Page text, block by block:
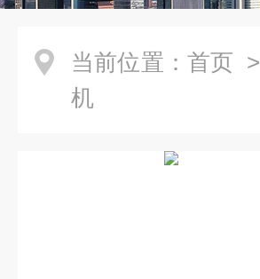
当前位置： 首页 >
机